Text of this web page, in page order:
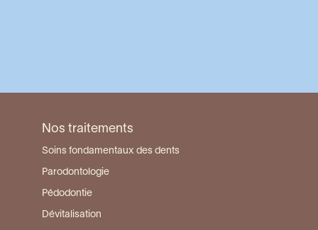
Nos traitements
Soins fondamentaux des dents
Parodontologie
Pédodontie
Dévitalisation